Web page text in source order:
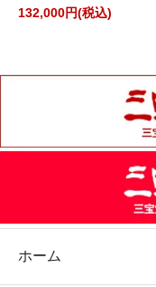
132,000円(税込)
ホーム